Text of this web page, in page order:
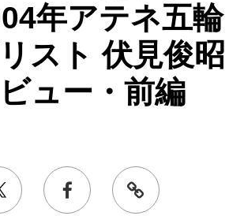
年アテネ五輪
スト 伏見俊昭
ュー・前編